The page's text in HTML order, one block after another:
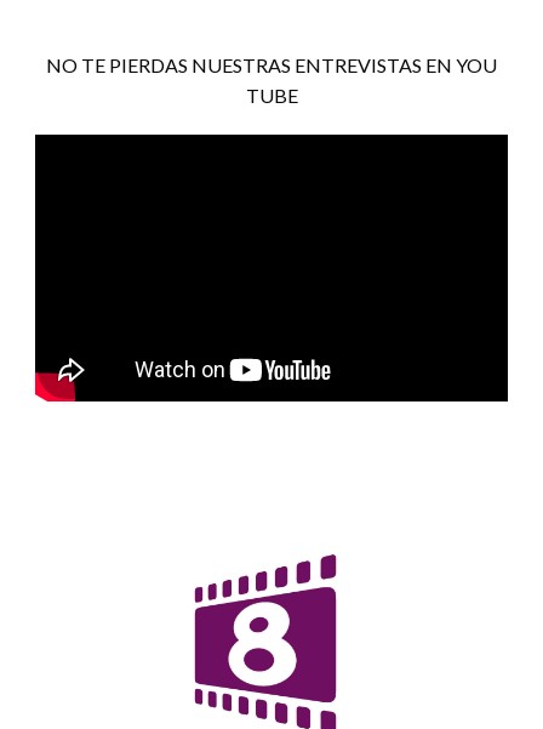
NO TE PIERDAS NUESTRAS ENTREVISTAS EN YOU
TUBE